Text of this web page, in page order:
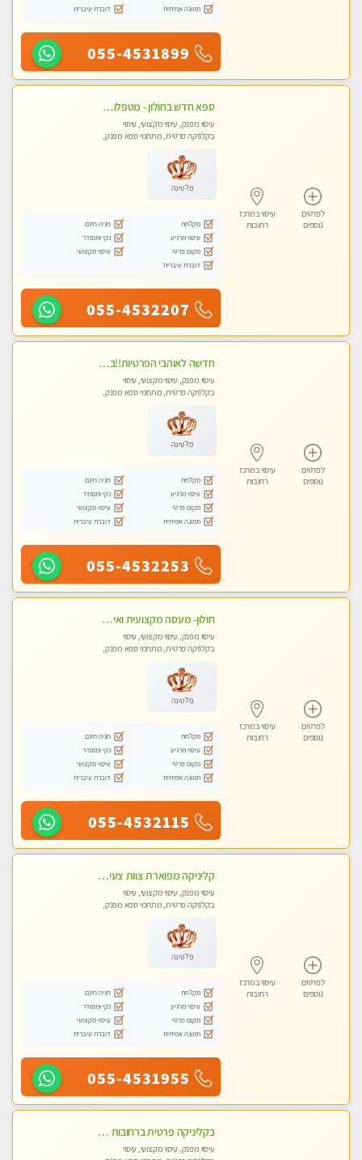
תמונה אמיתית
דוברת עיברית
055-4531899
לפרטים
נוספים
עיסוי במרכז
רחובות
ספא חדש בחולון - מטפלות מקצועיות ברמה גבוהה מומלץ מאוד !!! . . highly recommended..new in the city -אין פרטים נוספים במקום -ללא מין !!
עיסוי מפנק, עיסוי מקצועי, עיסוי
בקלניקה פרטית, מתחמי ספא מפנק,
פלטינה
מקלחת
חניה חינם
עיסוי מרגיע
נקי ומסודר
מקום פרטי
עיסוי מקצועי
דוברת עיברית
055-4532207
לפרטים
נוספים
עיסוי במרכז
רחובות
חדשה לאוהבי הפרטיות!!בראשון לציון! מעסה vip מפנקת בקליניקה פרטית לחלוטין!!! לבד! לרציניים בלבד! מומלץ!
עיסוי מפנק, עיסוי מקצועי, עיסוי
בקלניקה פרטית, מתחמי ספא מפנק,
פלטינה
מקלחת
חניה חינם
עיסוי מרגיע
נקי ומסודר
מקום פרטי
עיסוי מקצועי
תמונה אמיתית
דוברת עיברית
055-4532253
לפרטים
נוספים
עיסוי במרכז
רחובות
חולון- מעסה מקצועית ואיכותי
עיסוי מפנק, עיסוי מקצועי, עיסוי
בקלניקה פרטית, מתחמי ספא מפנק,
פלטינה
מקלחת
חניה חינם
עיסוי מרגיע
נקי ומסודר
מקום פרטי
עיסוי מקצועי
תמונה אמיתית
דוברת עיברית
055-4532115
לפרטים
נוספים
עיסוי במרכז
רחובות
קליניקה מפוארת צוות צעיר ומקצועי לעיסוי VIP באווירה חמה ונעימה מומלץ ביותר! חוויה מפנקת מאוד ... ללא מין !!
עיסוי מפנק, עיסוי מקצועי, עיסוי
בקלניקה פרטית, מתחמי ספא מפנק,
פלטינה
מקלחת
חניה חינם
עיסוי מרגיע
נקי ומסודר
מקום פרטי
עיסוי מקצועי
תמונה אמיתית
דוברת עיברית
055-4531955
בקליניקה פרטית ברחובות כל סוגי העיסויים מעסה מקצועית ואיכותית פרטי!!
עיסוי מפנק, עיסוי מקצועי, עיסוי